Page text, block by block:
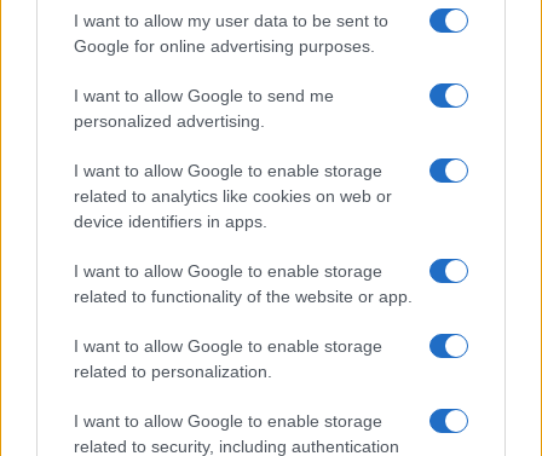
I want to allow my user data to be sent to
Google for online advertising purposes.
I want to allow Google to send me
personalized advertising.
I want to allow Google to enable storage
related to analytics like cookies on web or
device identifiers in apps.
I want to allow Google to enable storage
related to functionality of the website or app.
I want to allow Google to enable storage
related to personalization.
I want to allow Google to enable storage
related to security, including authentication
arresti e 64 indagati. ROMA Minorenni usati per
borseggiare. Questa l’accusa che ha portato
Leggi l’articolo →